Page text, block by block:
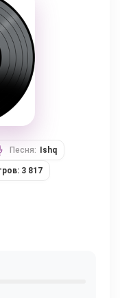
Песня: Ishq
3 817